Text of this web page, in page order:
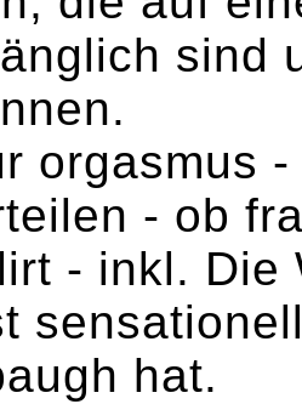
sind
orgasmus
- ob
- inkl. Die
hat.